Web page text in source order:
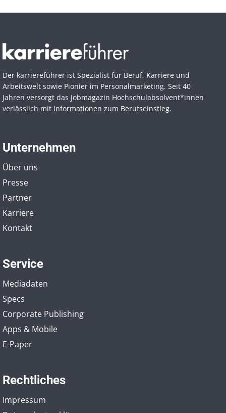
Der karriereführer ist Spezialist für Beruf, Karriere und
Arbeitswelt sowie Pionier im Personal­marketing. Seit 40
Jahren versorgt das Jobmagazin Hochschul­absolvent*innen
verlässlich mit Informationen zum Berufseinstieg.
Unternehmen
Über uns
Presse
Partner
Karriere
Kontakt
Service
Mediadaten
Specs
Corporate Publishing
Apps & Mobile
E-Paper
Rechtliches
Impressum